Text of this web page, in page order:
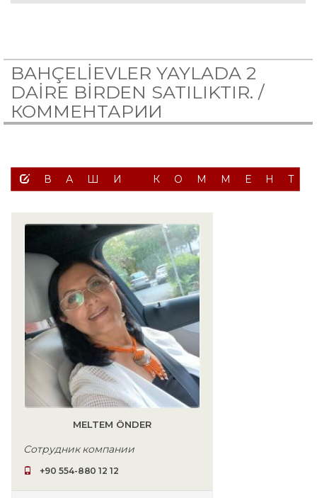
BAHÇELİEVLER YAYLADA 2
DAİRE BİRDEN SATILIKTIR. /
КОММЕНТАРИИ
ВАШИ
MELTEM ÖNDER
Сотрудник компании
+90 554-880 12 12